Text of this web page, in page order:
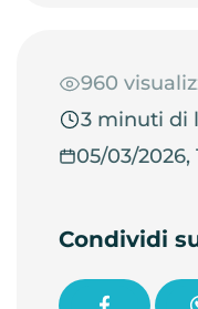
960
3 minuti di
05/03/2026,
Condividi